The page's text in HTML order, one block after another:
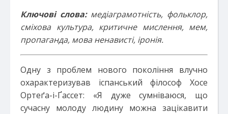
Ключові слова:медіаграмотність, фольклор,
сміхова культура, критичне мислення, мем,
пропаганда, мова ненависті, іронія.
Одну з проблем нового покоління влучно
охарактеризував іспанський філософ Хосе
Ортеґа-і-Ґассет: «Я дуже сумніваюся, що
сучасну молоду людину можна зацікавити